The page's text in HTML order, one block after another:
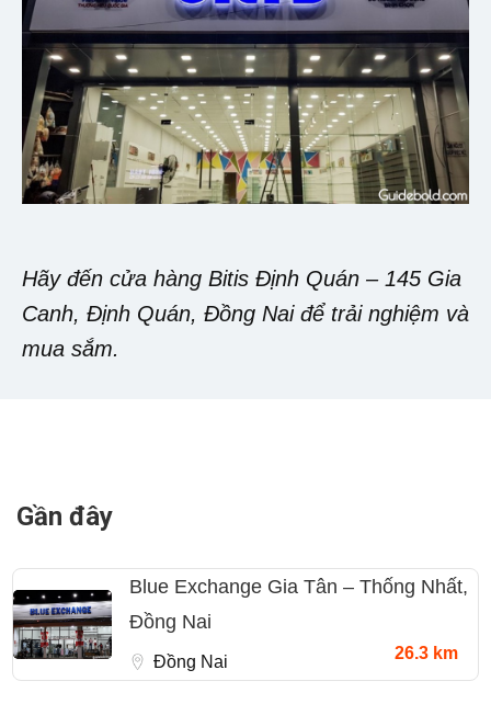
Hãy đến cửa hàng Bitis Định Quán – 145 Gia
Canh, Định Quán, Đồng Nai để trải nghiệm và
mua sắm.
Gần đây
Blue Exchange Gia Tân – Thống Nhất,
Đồng Nai
Đồng Nai 26.3 km